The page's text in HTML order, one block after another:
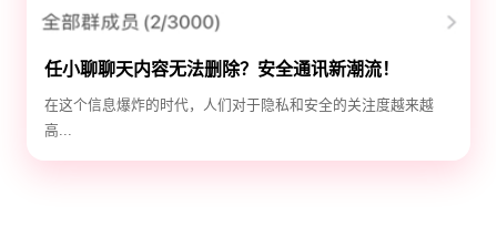
任小聊聊天内容无法删除？安全通讯新潮流！
在这个信息爆炸的时代，人们对于隐私和安全的关注度越来越
高...